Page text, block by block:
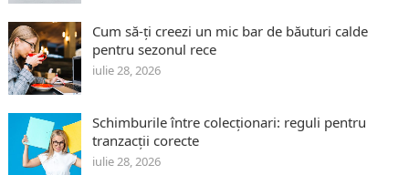
Cum să-ți creezi un mic bar de băuturi calde
pentru sezonul rece
iulie 28, 2026
Schimburile între colecționari: reguli pentru
tranzacții corecte
iulie 28, 2026